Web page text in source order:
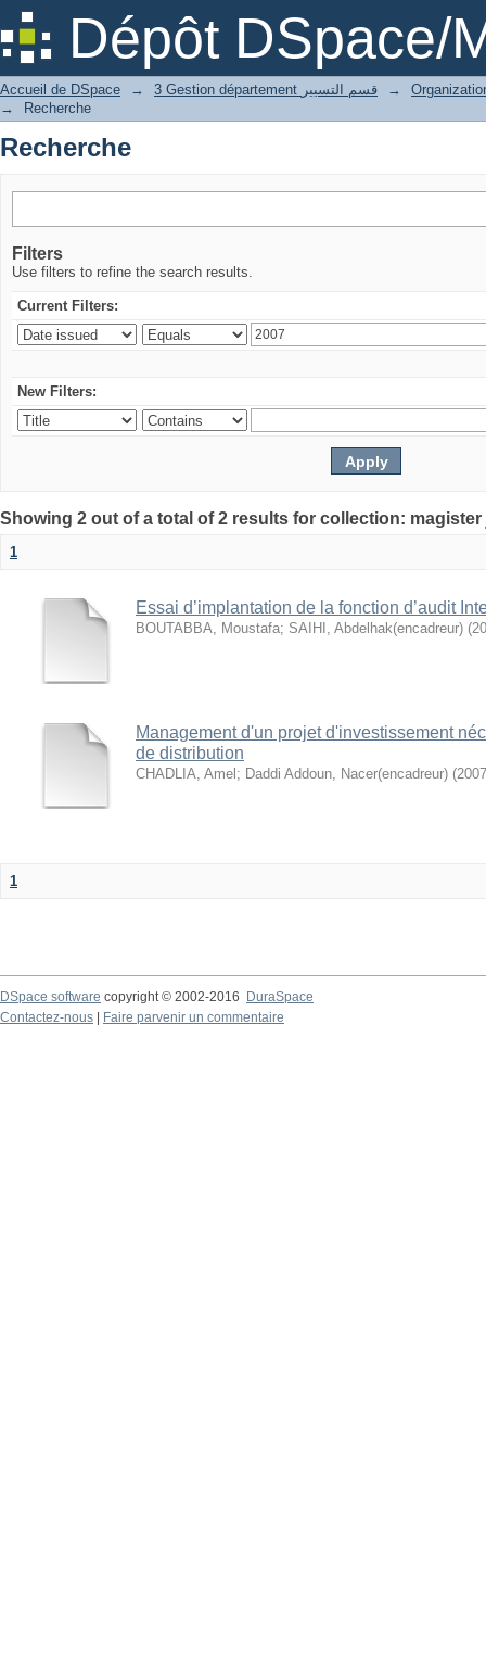
Dépôt DSpace/
Recherche
Accueil de DSpace → 3 Gestion département قسم التسيير
→
→
Recherche
Recherche
Filters
Use filters to refine the search results.
Current Filters:
New Filters:
1
Essai d’implantation de la fonction d’audit
BOUTABBA, Moustafa; SAIHI, Abdelhak(encadreur) (
Management d'un projet d'investissement
de distribution
CHADLIA, Amel ; Daddi Addoun, Nacer(encadreur) (
1
DSpace software copyright © 2002-2016
DuraSpace
Contactez-nous
Faire parvenir un commentaire